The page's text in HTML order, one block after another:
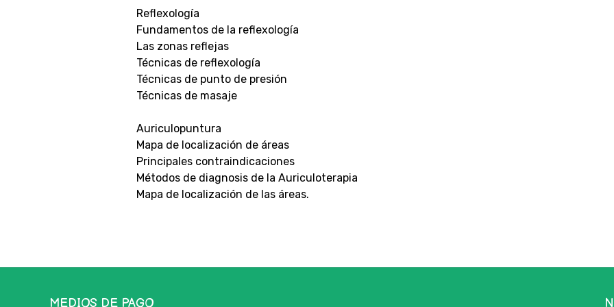
Reflexología
Fundamentos de la reflexología
Las zonas reflejas
Técnicas de reflexología
Técnicas de punto de presión
Técnicas de masaje
Auriculopuntura
Mapa de localización de áreas
Principales contraindicaciones
Métodos de diagnosis de la Auriculoterapia
Mapa de localización de las áreas.
MEDIOS DE PAGO